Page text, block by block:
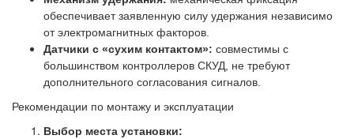
обеспечивает заявленную силу удержания независимо
от электромагнитных факторов.
Датчики с «сухим контактом»: совместимы с
большинством контроллеров СКУД, не требуют
дополнительного согласования сигналов.
Рекомендации по монтажу и эксплуатации
Выбор места установки: